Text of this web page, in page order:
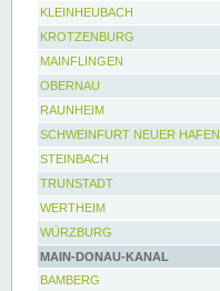
KLEINHEUBACH
KROTZENBURG
MAINFLINGEN
OBERNAU
RAUNHEIM
SCHWEINFURT NEUER HAFEN
STEINBACH
TRUNSTADT
WERTHEIM
WÜRZBURG
MAIN-DONAU-KANAL
BAMBERG